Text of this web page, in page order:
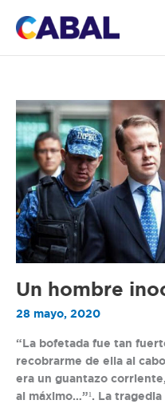
Un hombre
28 mayo, 2020
“La bofetada fue tan
recobrarme de ella al
era un guantazo
al máximo…”¹. La
Un
hombre
inocente